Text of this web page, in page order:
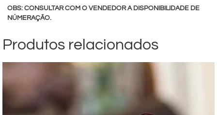
OBS: CONSULTAR COM O VENDEDOR A DISPONIBILIDADE DE
NÚMERAÇÃO.
Produtos relacionados